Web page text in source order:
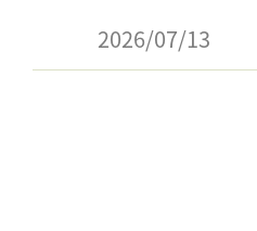
2026/07/13